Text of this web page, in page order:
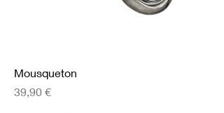
Mousqueton
Prix
39,90 €